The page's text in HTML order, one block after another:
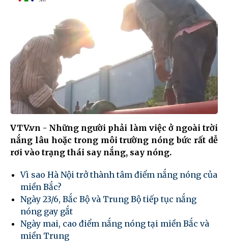
VTV.vn - Những người phải làm việc ở ngoài trời
nắng lâu hoặc trong môi trường nóng bức rất dễ
rơi vào trạng thái say nắng, say nóng.
Vì sao Hà Nội trở thành tâm điểm nắng nóng của
miền Bắc?
Ngày 23/6, Bắc Bộ và Trung Bộ tiếp tục nắng
nóng gay gắt
Ngày mai, cao điểm nắng nóng tại miền Bắc và
miền Trung